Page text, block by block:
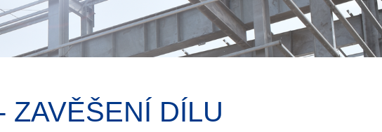
ZAVĚŠENÍ DÍLU